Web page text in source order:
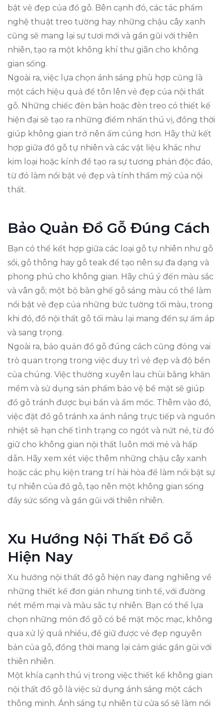
bật vẻ đẹp của đồ gỗ. Bên cạnh đó, các tác phẩm
nghệ thuật treo tường hay những chậu cây xanh
cũng sẽ mang lại sự tươi mới và gần gũi với thiên
nhiên, tạo ra một không khí thư giãn cho không
gian sống.
Ngoài ra, việc lựa chọn ánh sáng phù hợp cũng là
một cách hiệu quả để tôn lên vẻ đẹp của nội thất
gỗ. Những chiếc đèn bàn hoặc đèn treo có thiết kế
hiện đại sẽ tạo ra những điểm nhấn thú vị, đồng thời
giúp không gian trở nên ấm cúng hơn. Hãy thử kết
hợp giữa đồ gỗ tự nhiên và các vật liệu khác như
kim loại hoặc kính để tạo ra sự tương phản độc đáo,
từ đó làm nổi bật vẻ đẹp và tính thẩm mỹ của nội
thất.
Bảo Quản Đồ Gỗ Đúng Cách
Bạn có thể kết hợp giữa các loại gỗ tự nhiên như gỗ
sồi, gỗ thông hay gỗ teak để tạo nên sự đa dạng và
phong phú cho không gian. Hãy chú ý đến màu sắc
và vân gỗ; một bộ bàn ghế gỗ sáng màu có thể làm
nổi bật vẻ đẹp của những bức tường tối màu, trong
khi đó, đồ nội thất gỗ tối màu lại mang đến sự ấm áp
và sang trọng.
Ngoài ra, bảo quản đồ gỗ đúng cách cũng đóng vai
trò quan trọng trong việc duy trì vẻ đẹp và độ bền
của chúng. Việc thường xuyên lau chùi bằng khăn
mềm và sử dụng sản phẩm bảo vệ bề mặt sẽ giúp
đồ gỗ tránh được bụi bẩn và ẩm mốc. Thêm vào đó,
việc đặt đồ gỗ tránh xa ánh nắng trực tiếp và nguồn
nhiệt sẽ hạn chế tình trạng co ngót và nứt nẻ, từ đó
giữ cho không gian nội thất luôn mới mẻ và hấp
dẫn. Hãy xem xét việc thêm những chậu cây xanh
hoặc các phụ kiện trang trí hài hòa để làm nổi bật sự
tự nhiên của đồ gỗ, tạo nên một không gian sống
đầy sức sống và gần gũi với thiên nhiên.
Xu Hướng Nội Thất Đồ Gỗ
Hiện Nay
Xu hướng nội thất đồ gỗ hiện nay đang nghiêng về
những thiết kế đơn giản nhưng tinh tế, với đường
nét mềm mại và màu sắc tự nhiên. Bạn có thể lựa
chọn những món đồ gỗ có bề mặt mộc mạc, không
qua xử lý quá nhiều, để giữ được vẻ đẹp nguyên
bản của gỗ, đồng thời mang lại cảm giác gần gũi với
thiên nhiên.
Một khía cạnh thú vị trong việc thiết kế không gian
nội thất đồ gỗ là việc sử dụng ánh sáng một cách
thông minh. Ánh sáng tự nhiên từ cửa sổ sẽ làm nổi